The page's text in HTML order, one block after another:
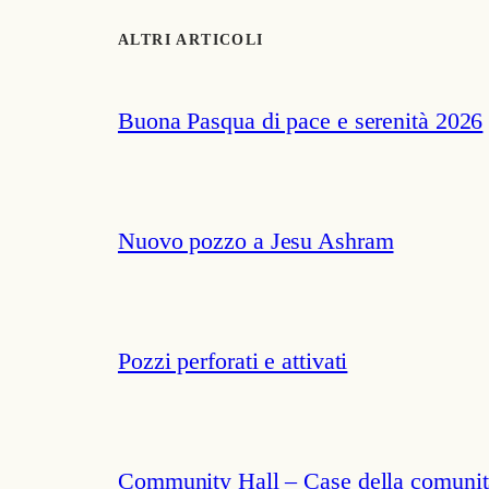
ALTRI ARTICOLI
Buona Pasqua di pace e serenità 2026
Nuovo pozzo a Jesu Ashram
Pozzi perforati e attivati
Community Hall – Case della